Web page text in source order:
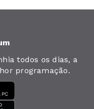
todos os dias, a
programação.